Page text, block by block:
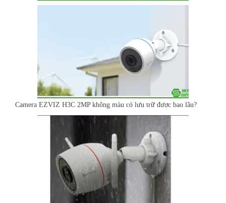
Camera EZVIZ H3C 2MP không màu có lưu trữ được bao lâu?